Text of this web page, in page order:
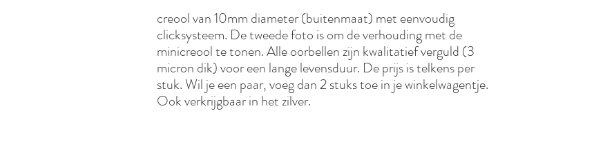
creool van 10mm diameter (buitenmaat) met eenvoudig
clicksysteem. De tweede foto is om de verhouding met de
minicreool te tonen. Alle oorbellen zijn kwalitatief verguld (3
micron dik) voor een lange levensduur. De prijs is telkens per
stuk. Wil je een paar, voeg dan 2 stuks toe in je winkelwagentje.
Ook verkrijgbaar in het zilver.